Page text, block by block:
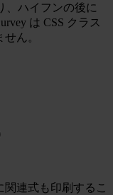
、ハイフンの後に
は CSS クラス
ん。
連式も印刷するこ